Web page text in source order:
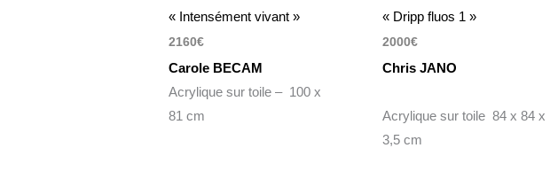
« Intensément vivant »
2160€
Carole BECAM
Acrylique sur toile – 100 x
81 cm
« Dripp fluos 1 »
2000€
Chris JANO
Acrylique sur toile 84 x 84 x
3,5 cm